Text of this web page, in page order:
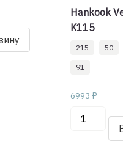
Hankook
K115
215 50
91
6993₽
Hankook